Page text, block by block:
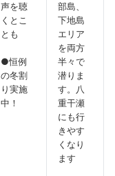
声を聴
くとこ
とも
●恒例
の冬割
り実施
中！
部島、
下地島
エリア
を両方
半々で
潜りま
す。八
重干瀬
にも行
きやす
くなり
ます